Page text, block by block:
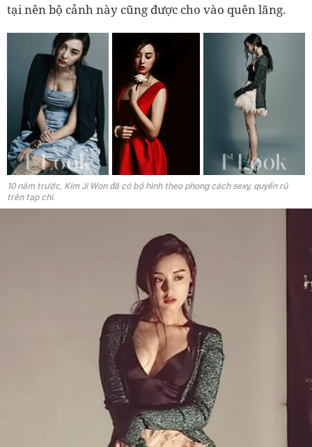
tại nên bộ cảnh này cũng được cho vào quên lãng.
10 năm trước, Kim Ji Won đã có bộ hình theo phong cách sexy, quyến rũ
trên tạp chí.